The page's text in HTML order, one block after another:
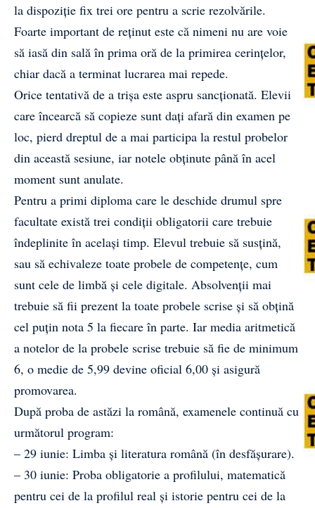
la dispoziție fix trei ore pentru a scrie rezolvările.
Foarte important de reținut este că nimeni nu are voie
să iasă din sală în prima oră de la primirea cerințelor,
chiar dacă a terminat lucrarea mai repede.
Orice tentativă de a trișa este aspru sancționată. Elevii
care încearcă să copieze sunt dați afară din examen pe
loc, pierd dreptul de a mai participa la restul probelor
din această sesiune, iar notele obținute până în acel
moment sunt anulate.
Pentru a primi diploma care le deschide drumul spre
facultate există trei condiții obligatorii care trebuie
îndeplinite în același timp. Elevul trebuie să susțină,
sau să echivaleze toate probele de competențe, cum
sunt cele de limbă și cele digitale. Absolvenții mai
trebuie să fii prezent la toate probele scrise și să obțină
cel puțin nota 5 la fiecare în parte. Iar media aritmetică
a notelor de la probele scrise trebuie să fie de minimum
6, o medie de 5,99 devine oficial 6,00 și asigură
promovarea.
După proba de astăzi la română, examenele continuă cu
următorul program:
– 29 iunie: Limba și literatura română (în desfășurare).
– 30 iunie: Proba obligatorie a profilului, matematică
pentru cei de la profilul real și istorie pentru cei de la